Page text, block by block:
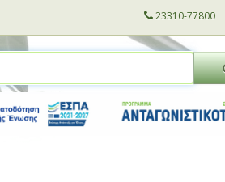
23310-77800